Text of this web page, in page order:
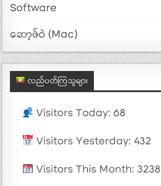
Software
ဆော့ဖ်ဝဲ (Mac)
လည်ပတ်ကြသူများ
Visitors Today: 68
Visitors Yesterday: 432
Visitors This Month: 3238